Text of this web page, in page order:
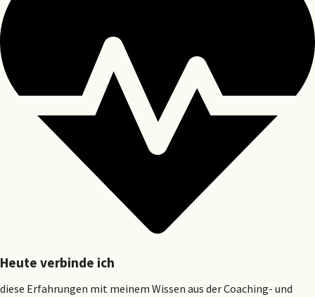
Heute verbinde ich
diese Erfahrungen mit meinem Wissen aus der Coaching- und